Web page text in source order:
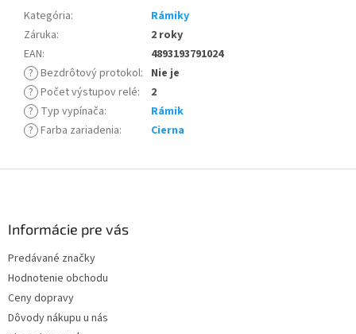
Kategória:
Rámiky
Záruka:
2 roky
EAN:
4893193791024
? Bezdrôtový protokol: Nie je
? Počet výstupov relé:
2
? Typ vypínača:
Rámik
? Farba zariadenia: Cierna
Informácie pre vás
Predávané značky
Hodnotenie obchodu
Ceny dopravy
Dôvody nákupu u nás